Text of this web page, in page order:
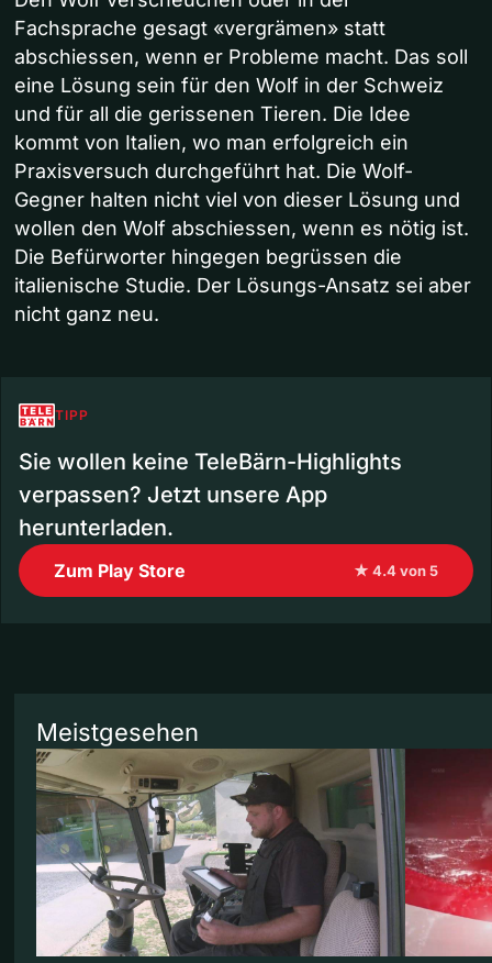
Fachsprache gesagt «vergrämen» statt
abschiessen, wenn er Probleme macht. Das soll
eine Lösung sein für den Wolf in der Schweiz
und für all die gerissenen Tieren. Die Idee
kommt von Italien, wo man erfolgreich ein
Praxisversuch durchgeführt hat. Die Wolf-
Gegner halten nicht viel von dieser Lösung und
wollen den Wolf abschiessen, wenn es nötig ist.
Die Befürworter hingegen begrüssen die
italienische Studie. Der Lösungs-Ansatz sei aber
nicht ganz neu.
TIPP
Sie wollen keine TeleBärn-Highlights
verpassen? Jetzt unsere App
herunterladen.
Zum Play Store ★ 4.4 von 5
Meistgesehen